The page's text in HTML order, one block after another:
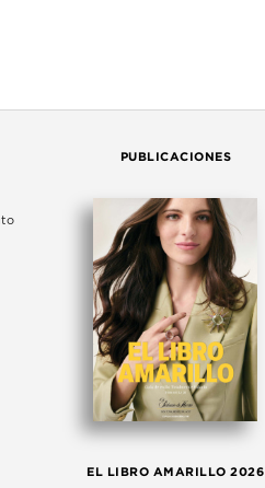
PUBLICACIONES
EL LIBRO AMARILLO 2026